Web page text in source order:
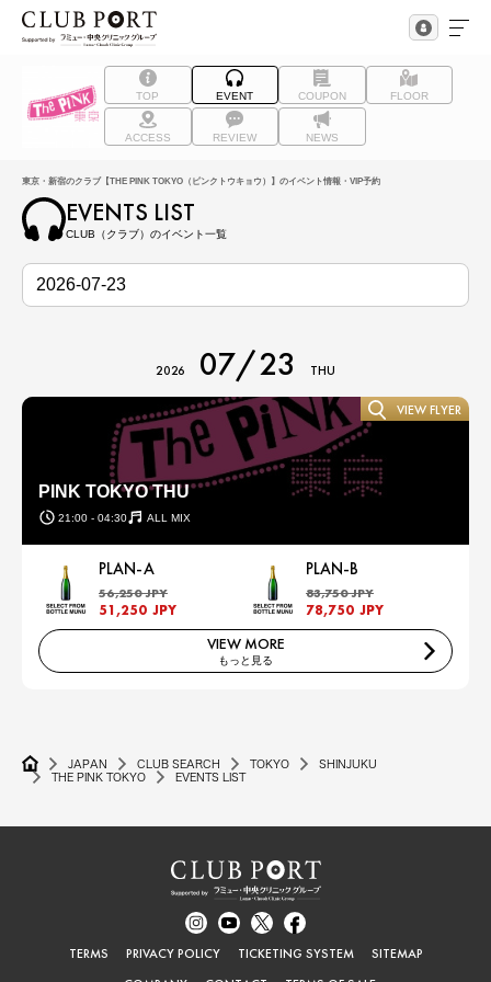
TOP EVENT COUPON FLOOR
ACCESS REVIEW NEWS
東京・新宿のクラブ【THE PINK TOKYO（ピンクトウキョウ）】のイベント情報・VIP予約
EVENTS LIST
CLUB（クラブ）のイベント一覧
2026 07/23 THU
PINK TOKYO THU
21:00 - 04:30 ALL MIX
VIEW FLYER
PLAN-A
56,250 JPY
51,250 JPY
PLAN-B
83,750 JPY
78,750 JPY
VIEW MORE
もっと見る
JAPAN CLUB SEARCH TOKYO
SHINJUKU
THE PINK TOKYO
EVENTS LIST
TERMS PRIVACY POLICY TICKETING SYSTEM
SITEMAP